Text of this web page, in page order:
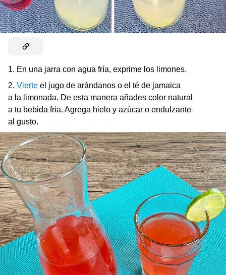
1. En una jarra con agua fría, exprime los limones.
2. Vierte el jugo de arándanos o el té de jamaica
a la limonada. De esta manera añades color natural
a tu bebida fría. Agrega hielo y azúcar o endulzante
al gusto.